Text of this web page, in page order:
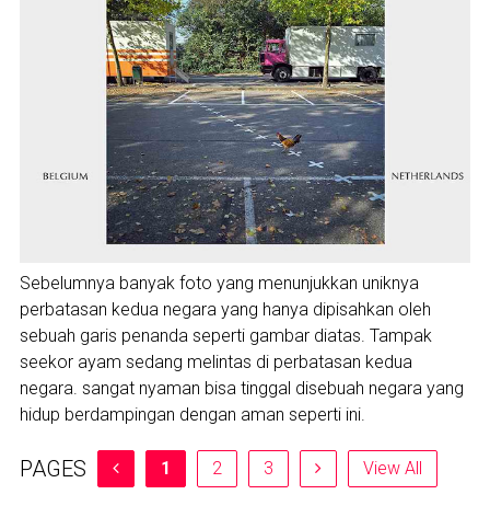
Sebelumnya banyak foto yang menunjukkan uniknya
perbatasan kedua negara yang hanya dipisahkan oleh
sebuah garis penanda seperti gambar diatas. Tampak
seekor ayam sedang melintas di perbatasan kedua
negara. sangat nyaman bisa tinggal disebuah negara yang
hidup berdampingan dengan aman seperti ini.
PAGES 1 2 3 View All